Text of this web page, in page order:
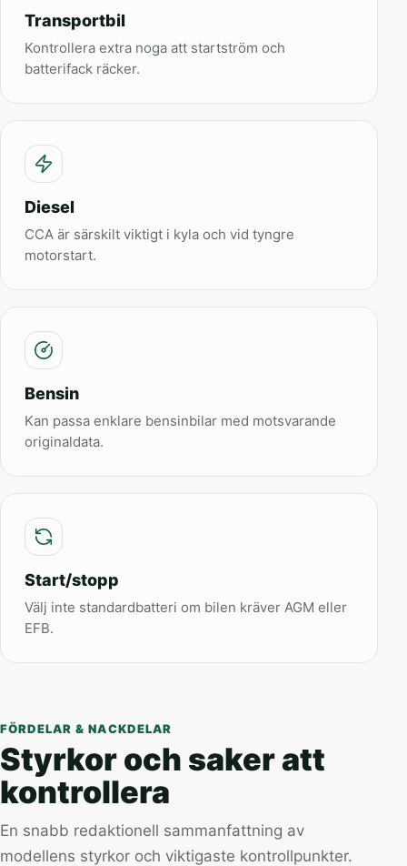
Transportbil
Kontrollera extra noga att startström och
batterifack räcker.
Diesel
CCA är särskilt viktigt i kyla och vid tyngre
motorstart.
Bensin
Kan passa enklare bensinbilar med motsvarande
originaldata.
Start/stopp
Välj inte standardbatteri om bilen kräver AGM eller
EFB.
FÖRDELAR & NACKDELAR
Styrkor och saker att
kontrollera
En snabb redaktionell sammanfattning av
modellens styrkor och viktigaste kontrollpunkter.